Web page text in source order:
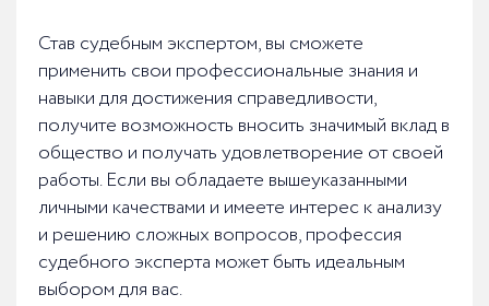
Став судебным экспертом, вы сможете
применить свои профессиональные знания и
навыки для достижения справедливости,
получите возможность вносить значимый вклад в
общество и получать удовлетворение от своей
работы. Если вы обладаете вышеуказанными
личными качествами и имеете интерес к анализу
и решению сложных вопросов, профессия
судебного эксперта может быть идеальным
выбором для вас.